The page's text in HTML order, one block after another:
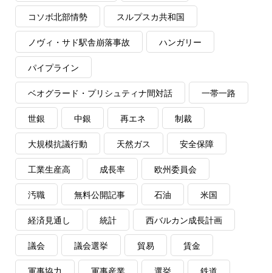
コソボ北部情勢 スルプスカ共和国
ノヴィ・サド駅舎崩落事故 ハンガリー
パイプライン
ベオグラード・プリシュティナ間対話 一帯一路
世銀 中銀 再エネ 制裁
大規模抗議行動 天然ガス 安全保障
工業生産高 成長率 欧州委員会
汚職 無料公開記事 石油 米国
経済見通し 統計 西バルカン成長計画
議会 議会選挙 貿易 賃金